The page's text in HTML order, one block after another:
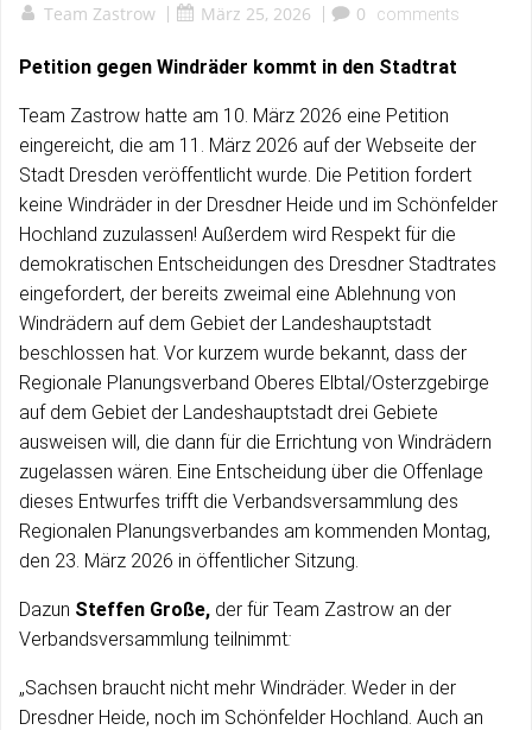
Team Zastrow | März 25, 2026 | 0 comments
Petition gegen Windräder kommt in den Stadtrat
Team Zastrow hatte am 10. März 2026 eine Petition
eingereicht, die am 11. März 2026 auf der Webseite der
Stadt Dresden veröffentlicht wurde. Die Petition fordert
keine Windräder in der Dresdner Heide und im Schönfelder
Hochland zuzulassen! Außerdem wird Respekt für die
demokratischen Entscheidungen des Dresdner Stadtrates
eingefordert, der bereits zweimal eine Ablehnung von
Windrädern auf dem Gebiet der Landeshauptstadt
beschlossen hat. Vor kurzem wurde bekannt, dass der
Regionale Planungsverband Oberes Elbtal/Osterzgebirge
auf dem Gebiet der Landeshauptstadt drei Gebiete
ausweisen will, die dann für die Errichtung von Windrädern
zugelassen wären. Eine Entscheidung über die Offenlage
dieses Entwurfes trifft die Verbandsversammlung des
Regionalen Planungsverbandes am kommenden Montag,
den 23. März 2026 in öffentlicher Sitzung.
Dazun Steffen Große, der für Team Zastrow an der
Verbandsversammlung teilnimmt:
„Sachsen braucht nicht mehr Windräder. Weder in der
Dresdner Heide, noch im Schönfelder Hochland. Auch an